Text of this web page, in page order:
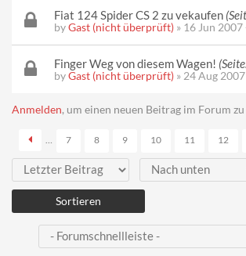
Fiat 124 Spider CS 2 zu vekaufen
byGast (nicht überprüft) » 16 Jun
Finger Weg von diesem Wagen!
byGast (nicht überprüft) » 24 Aug
Anmelden, um einen neuen Beitrag im Forum zu
Seiten
… 7 8 9 10 11 12
Sortieren nach Sortieren